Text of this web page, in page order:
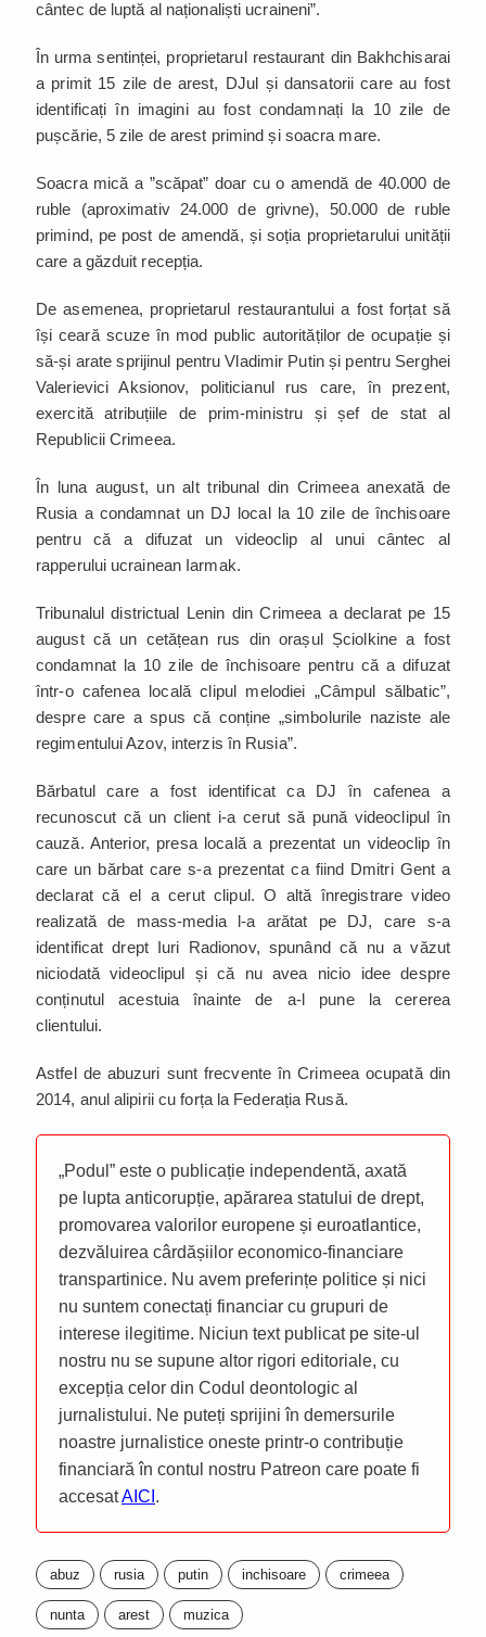
cântec de luptă al naționaliști ucraineni”.
În urma sentinței, proprietarul restaurant din Bakhchisarai
a primit 15 zile de arest, DJul și dansatorii care au fost
identificați în imagini au fost condamnați la 10 zile de
pușcărie, 5 zile de arest primind și soacra mare.
Soacra mică a ”scăpat” doar cu o amendă de 40.000 de
ruble (aproximativ 24.000 de grivne), 50.000 de ruble
primind, pe post de amendă, și soția proprietarului unității
care a găzduit recepția.
De asemenea, proprietarul restaurantului a fost forțat să
își ceară scuze în mod public autorităților de ocupație și
să-și arate sprijinul pentru Vladimir Putin și pentru Serghei
Valerievici Aksionov, politicianul rus care, în prezent,
exercită atribuțiile de prim-ministru și șef de stat al
Republicii Crimeea.
În luna august, un alt tribunal din Crimeea anexată de
Rusia a condamnat un DJ local la 10 zile de închisoare
pentru că a difuzat un videoclip al unui cântec al
rapperului ucrainean Iarmak.
Tribunalul districtual Lenin din Crimeea a declarat pe 15
august că un cetățean rus din orașul Șciolkine a fost
condamnat la 10 zile de închisoare pentru că a difuzat
într-o cafenea locală clipul melodiei „Câmpul sălbatic”,
despre care a spus că conține „simbolurile naziste ale
regimentului Azov, interzis în Rusia”.
Bărbatul care a fost identificat ca DJ în cafenea a
recunoscut că un client i-a cerut să pună videoclipul în
cauză. Anterior, presa locală a prezentat un videoclip în
care un bărbat care s-a prezentat ca fiind Dmitri Gent a
declarat că el a cerut clipul. O altă înregistrare video
realizată de mass-media l-a arătat pe DJ, care s-a
identificat drept Iuri Radionov, spunând că nu a văzut
niciodată videoclipul și că nu avea nicio idee despre
conținutul acestuia înainte de a-l pune la cererea
clientului.
Astfel de abuzuri sunt frecvente în Crimeea ocupată din
2014, anul alipirii cu forța la Federația Rusă.
„Podul” este o publicație independentă, axată
pe lupta anticorupție, apărarea statului de drept,
promovarea valorilor europene și euroatlantice,
dezvăluirea cârdășiilor economico-financiare
transpartinice. Nu avem preferințe politice și nici
nu suntem conectați financiar cu grupuri de
interese ilegitime. Niciun text publicat pe site-ul
nostru nu se supune altor rigori editoriale, cu
excepția celor din Codul deontologic al
jurnalistului. Ne puteți sprijini în demersurile
noastre jurnalistice oneste printr-o contribuție
financiară în contul nostru Patreon care poate fi
accesatAICI .
abuz rusia putin inchisoare crimeea
nunta arest muzica